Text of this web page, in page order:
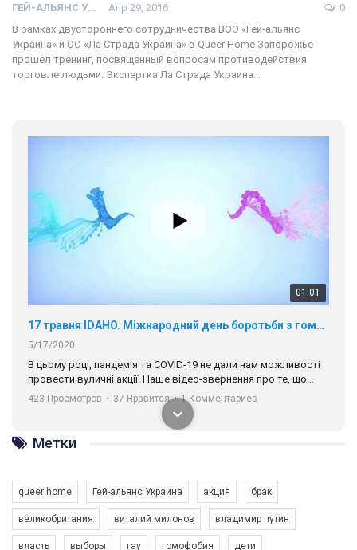
ГЕЙ-АЛЬЯНС УКРАИНА Апр 29, 2016
0
В рамках двустороннего сотрудничества ВОО «Гей-альянс
Украина» и ОО «Ла Страда Украина» в Queer Home Запорожье
прошел тренинг, посвященный вопросам противодействия
торговле людьми. Экспертка Ла Страда Украина…
01:01
17 травня IDAHO. Міжнародний день боротьби з гомофобією трансфобією і біфобія.
5/17/2020
В цьому році, пандемія та COVІD-19 не дали нам можливості
провести вуличні акції. Наше відео-звернення про те, що
навіть коли ми у різних містах та не можемо зустрінеться, ми
разом. Ми закликаємо всіх хто поділяє цінності рівності та
солідарності, приєднатися до нас. Регіональні підрозділи
ГАУ є в 16 областях України.
Разом наш голос лунає гучніше!
423 Просмотров • 37 Нравится • 1 Комментариев
Метки
queer home Гей-альянс Украина акция брак
великобритания виталий милонов владимир путин
власть выборы гау гомофобия дети